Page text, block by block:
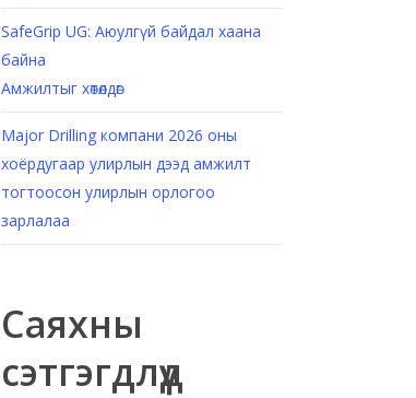
SafeGrip UG: Аюулгүй байдал хаана
байна
Амжилтыг хөтөлдөг
Major Drilling компани 2026 оны
хоёрдугаар улирлын дээд амжилт
тогтоосон улирлын орлогоо
зарлалаа
Саяхны
сэтгэгдлүүд